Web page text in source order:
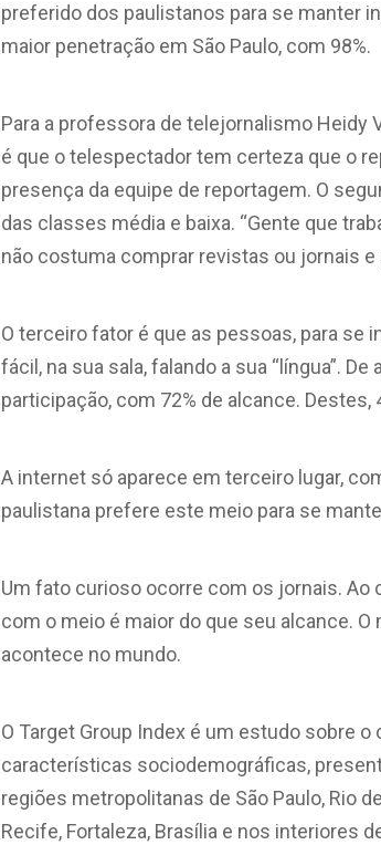
preferido dos paulistanos para se manter
maior penetração em São Paulo, com 98%.
Para a professora de telejornalismo Heidy
é que o telespectador tem certeza que o
presença da equipe de reportagem. O
das classes média e baixa. “Gente que
não costuma comprar revistas ou jornais
O terceiro fator é que as pessoas, para se
fácil, na sua sala, falando a sua “língua”.
participação, com 72% de alcance.
A internet só aparece em terceiro lugar,
paulistana prefere este meio para se
Um fato curioso ocorre com os jornais.
com o meio é maior do que seu alcance.
acontece no mundo.
O Target Group Index é um estudo sobre
características sociodemográficas,
regiões metropolitanas de São Paulo, Rio
Recife, Fortaleza, Brasília e nos interiores